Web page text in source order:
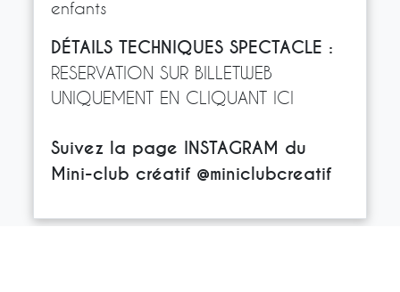
enfants
DÉTAILS TECHNIQUES SPECTACLE :
RESERVATION SUR BILLETWEB
UNIQUEMENT EN CLIQUANT ICI
Suivez la page INSTAGRAM du
Mini-club créatif @miniclubcreatif